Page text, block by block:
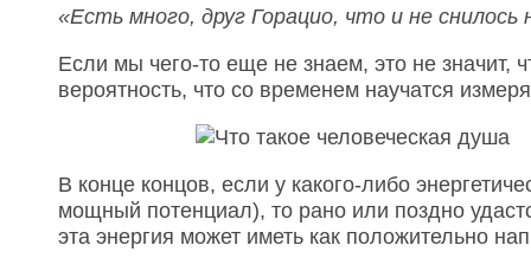
«Есть много, друг Горацио, что и не
Если мы чего-то еще не знаем, это не значит,
вероятность, что со временем научатся
В конце концов, если у какого-либо
мощный потенциал), то рано или поздно
эта энергия может иметь как положительно